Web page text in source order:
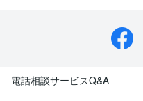
電話相談サービスQ&A